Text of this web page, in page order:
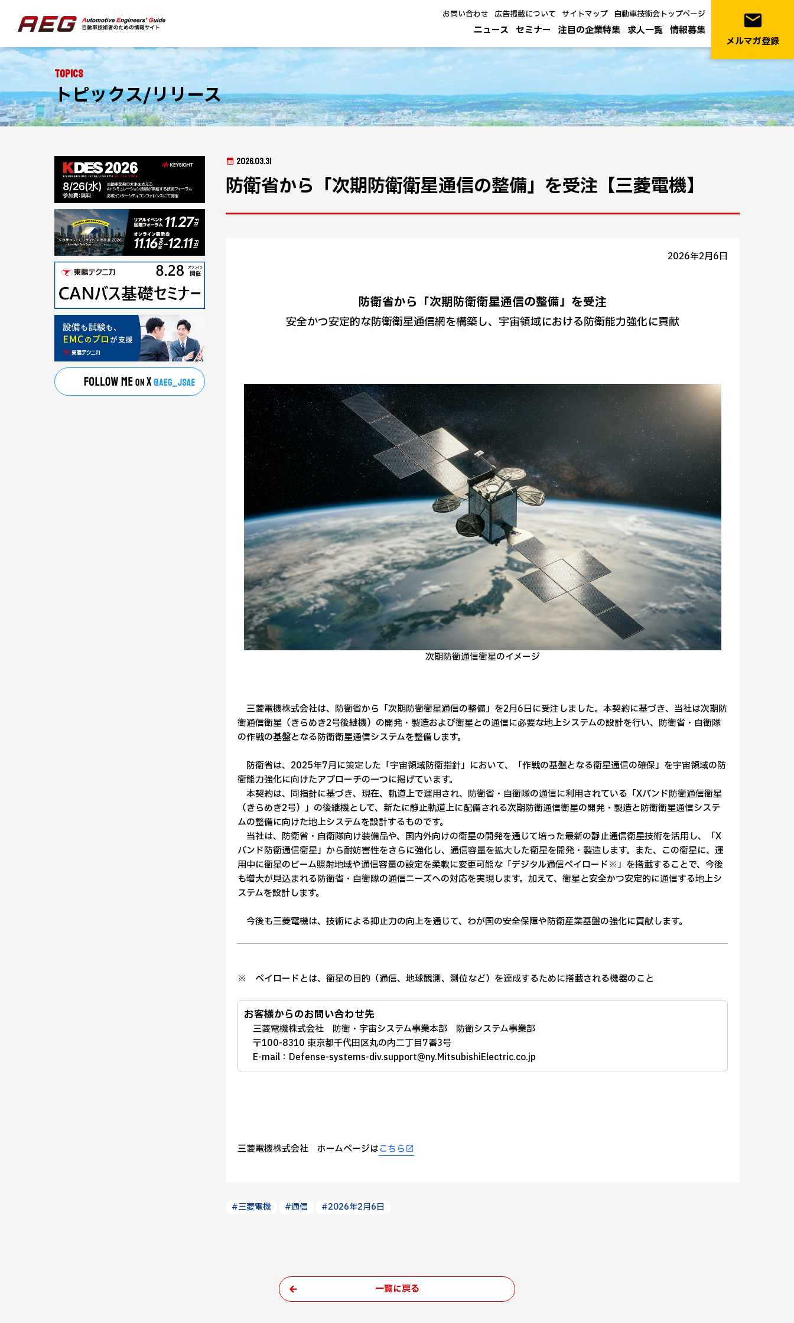
ニュース セミナー 注目の企業特集 求人一覧 情報募集
お問い合わせ 広告掲載について サイトマップ 自動車技術会トップページ email
メルマガ登録
Topics
トピックス/リリース
2026.03.31
防衛省から「次期防衛衛星通信の整備」を受注【三菱電機】
2026年2月6日
防衛省から「次期防衛衛星通信の整備」を受注
安全かつ安定的な防衛衛星通信網を構築し、宇宙領域における防衛能力強化に貢献
次期防衛通信衛星のイメージ
三菱電機株式会社は、防衛省から「次期防衛衛星通信の整備」を2月6日に受注しました。本契約に基づき、当社は次期防
衛通信衛星（きらめき2号後継機）の開発・製造および衛星との通信に必要な地上システムの設計を行い、防衛省・自衛隊
の作戦の基盤となる防衛衛星通信システムを整備します。
防衛省は、2025年7月に策定した「宇宙領域防衛指針」において、「作戦の基盤となる衛星通信の確保」を宇宙領域の防
衛能力強化に向けたアプローチの一つに掲げています。
本契約は、同指針に基づき、現在、軌道上で運用され、防衛省・自衛隊の通信に利用されている「Xバンド防衛通信衛星
（きらめき2号）」の後継機として、新たに静止軌道上に配備される次期防衛通信衛星の開発・製造と防衛衛星通信システ
ムの整備に向けた地上システムを設計するものです。
当社は、防衛省・自衛隊向け装備品や、国内外向けの衛星の開発を通じて培った最新の静止通信衛星技術を活用し、「X
バンド防衛通信衛星」から耐妨害性をさらに強化し、通信容量を拡大した衛星を開発・製造します。また、この衛星に、運
用中に衛星のビーム照射地域や通信容量の設定を柔軟に変更可能な「デジタル通信ペイロード※」を搭載することで、今後
も増大が見込まれる防衛省・自衛隊の通信ニーズへの対応を実現します。加えて、衛星と安全かつ安定的に通信する地上シ
ステムを設計します。
今後も三菱電機は、技術による抑止力の向上を通じて、わが国の安全保障や防衛産業基盤の強化に貢献します。
※ ペイロードとは、衛星の目的（通信、地球観測、測位など）を達成するために搭載される機器のこと
お客様からのお問い合わせ先
三菱電機株式会社 防衛・宇宙システム事業本部 防衛システム事業部
〒100-8310 東京都千代田区丸の内二丁目7番3号
E-mail：Defense-systems-div.support@ny.MitsubishiElectric.co.jp
三菱電機株式会社 ホームページはこちら
#三菱電機 #通信 #2026年2月6日
一覧に戻る